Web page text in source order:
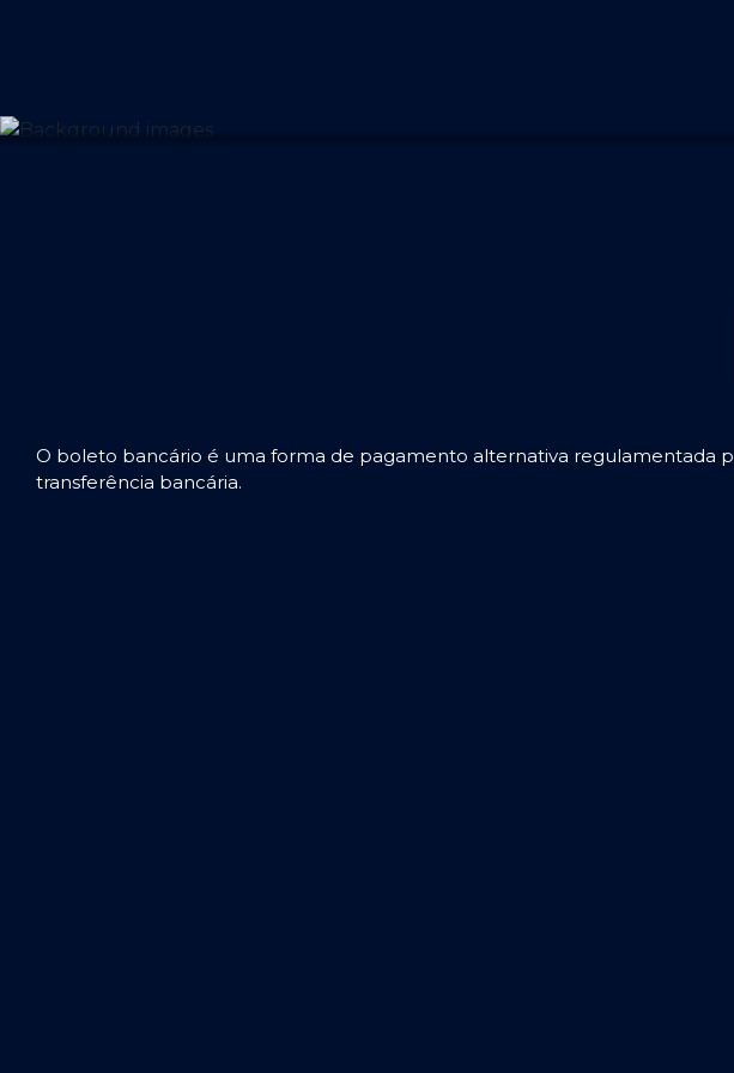
O boleto bancário é uma forma de pagamento alternativa regulamentada
transferência bancária.